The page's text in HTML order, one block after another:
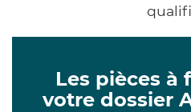
Les pièces à
votre dossier